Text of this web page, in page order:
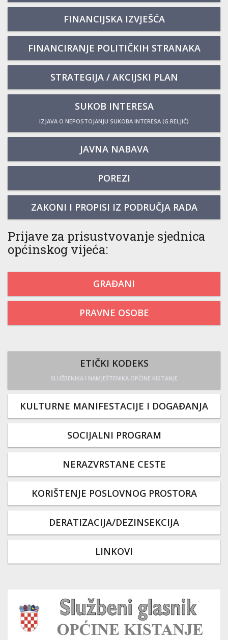
FINANCIJSKA IZVJEŠĆA
FINANCIRANJE POLITIČKIH STRANAKA
STRATEGIJA / AKCIJSKI PLAN
SUKOB INTERESA
IZJAVA O NEPOSTOJANJU SUKOBA INTERESA (G.RELJIĆ)
JAVNA NABAVA
POREZI
ZAKONI I PROPISI IZ PODRUČJA RADA
Prijave za prisustvovanje sjednica
općinskog vijeća:
GRAĐANI
PRAVNE OSOBE
ETIČKI KODEKS
SLUŽBENIKA I NAMJEŠTENIKA OPĆINE KISTANJE
KULTURNE MANIFESTACIJE I DOGAĐANJA
SOCIJALNI PROGRAM
NERAZVRSTANE CESTE
KORIŠTENJE POSLOVNOG PROSTORA
DERATIZACIJA/DEZINSEKCIJA
LINKOVI